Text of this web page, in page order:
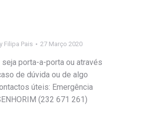
Filipa Pais 27 Março 2020
porta-a-porta ou através
de dúvida ou de algo
úteis: Emergência
(232 671 261)